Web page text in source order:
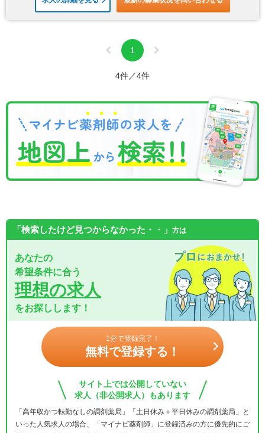
1
4件／4件
「検索したけど見つからなかった・・」 方は
あなたの
希望条件に合う
理想の求人
をお探しします！
1分で登録完了！
無料で登録する！
サイト上では公開していない
求人（非公開求人）もあります
「高年収かつ転勤なしの調剤薬局」「土日休み＋平日休みの調剤薬局」と
いった人気求人の場合、「マイナビ薬剤師」に登録済みの方に優先的にご